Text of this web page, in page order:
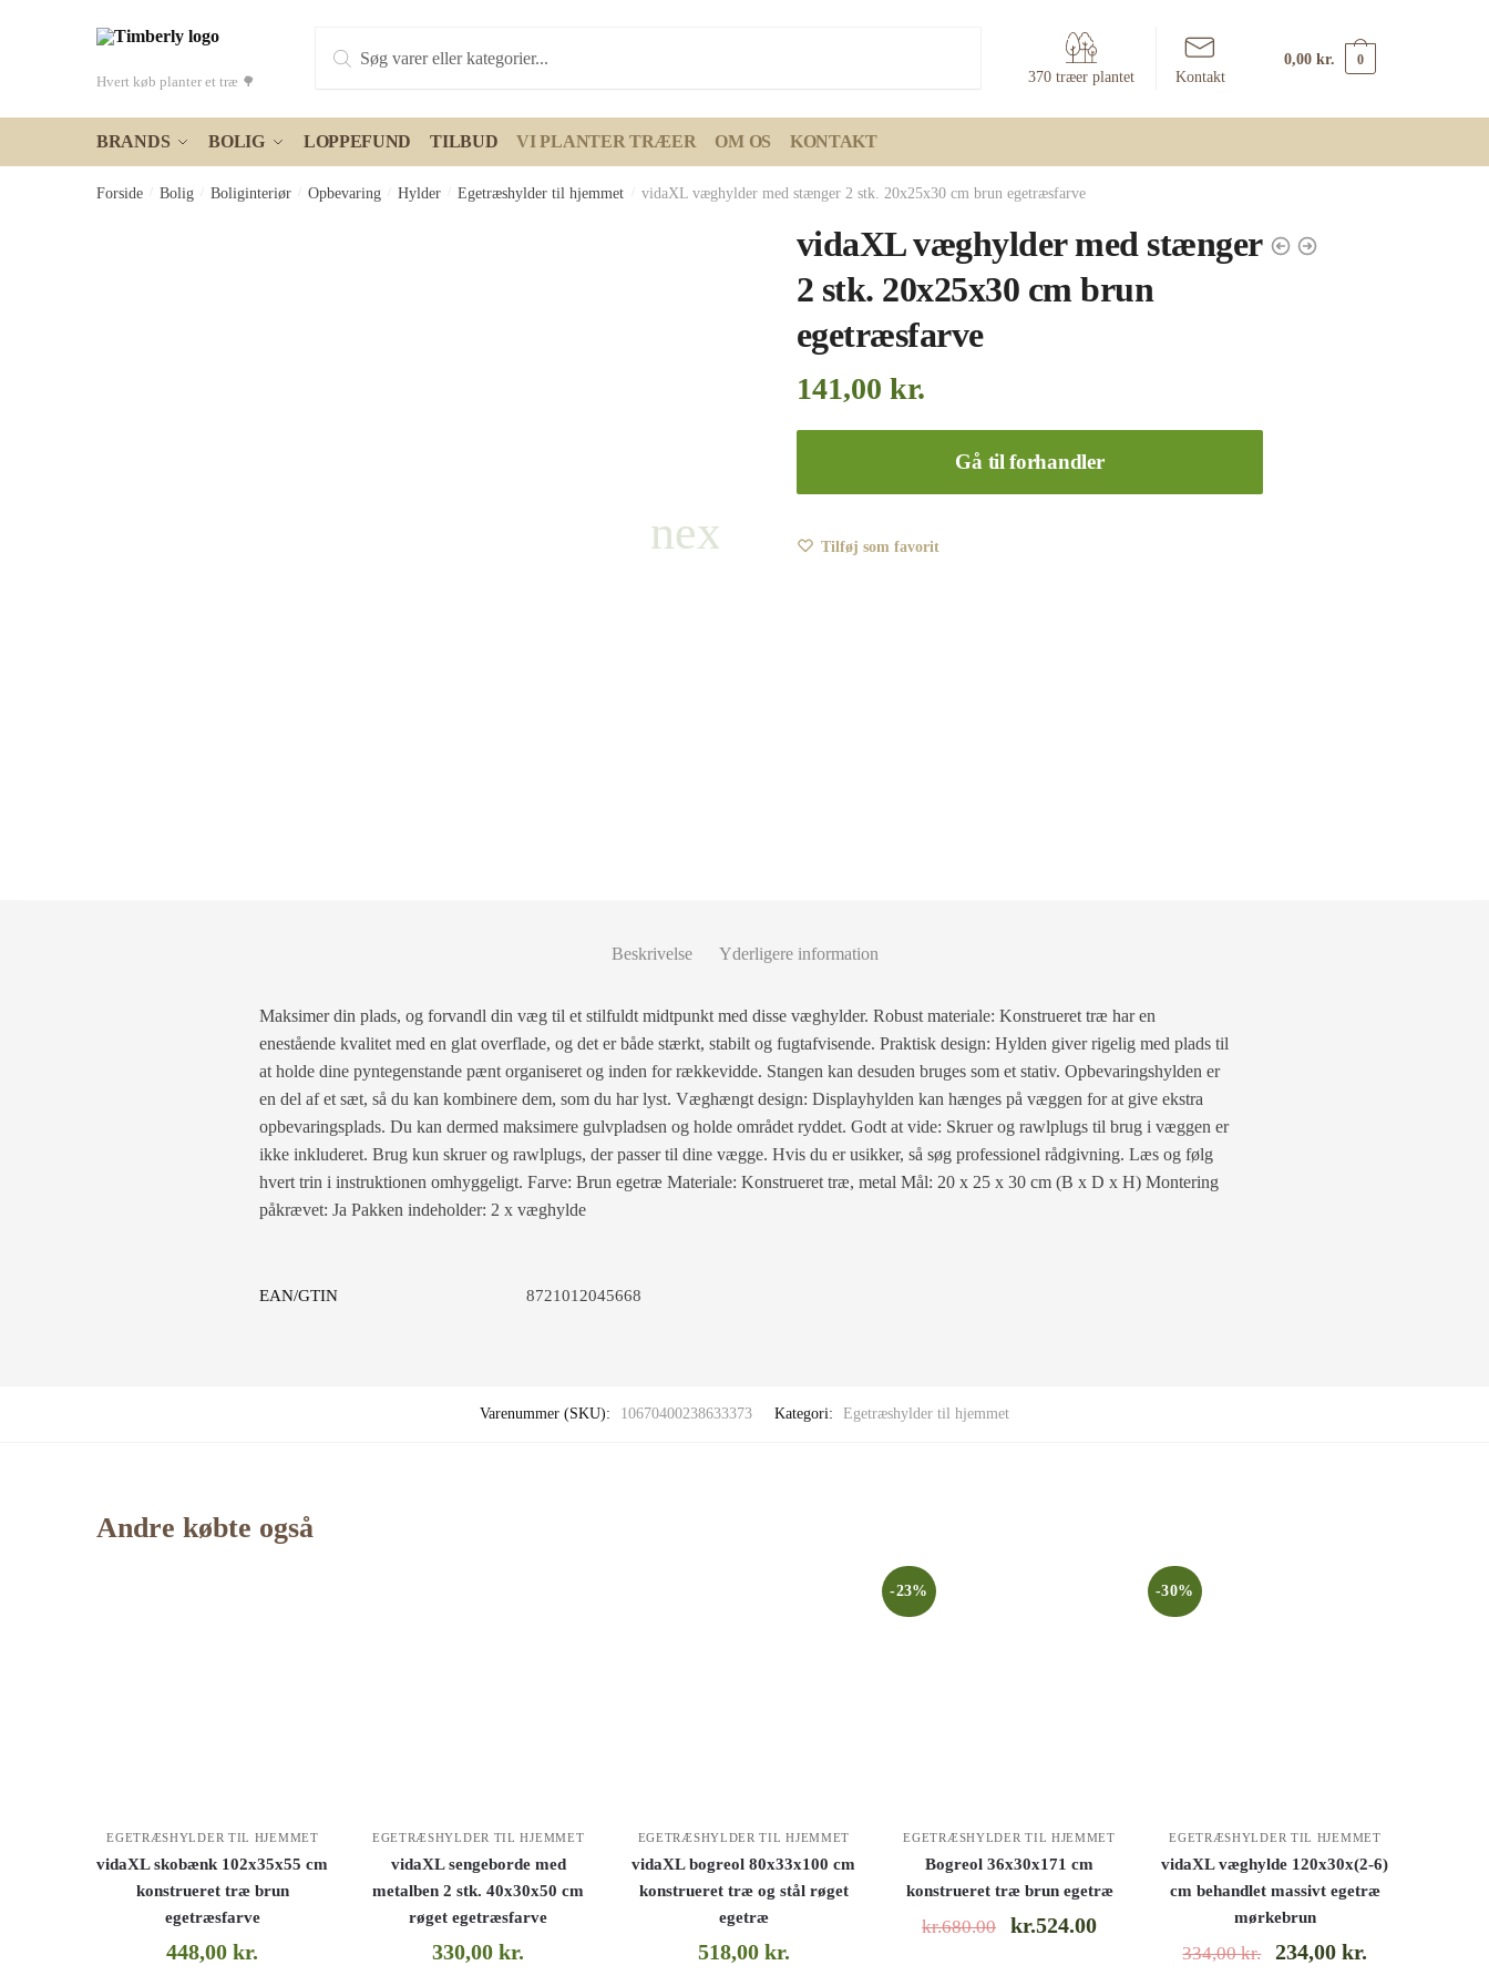
Hvert køb planter et træ 🌳
search
370 træer plantet Kontakt
0,00 kr. 0
BRANDS BOLIG LOPPEFUND TILBUD VI PLANTER TRÆER OM OS KONTAKT
Forside Bolig Boliginteriør Opbevaring Hylder Egetræshylder til hjemmet vidaXL væghylder med stænger 2 stk. 20x25x30 cm brun egetræsfarve
vidaXL væghylder med stænger
2 stk. 20x25x30 cm brun
egetræsfarve
141,00 kr.
Gå til forhandler
Tilføj som favorit
Beskrivelse Yderligere information
Maksimer din plads, og forvandl din væg til et stilfuldt midtpunkt med disse væghylder. Robust materiale: Konstrueret træ har en
enestående kvalitet med en glat overflade, og det er både stærkt, stabilt og fugtafvisende. Praktisk design: Hylden giver rigelig med plads til
at holde dine pyntegenstande pænt organiseret og inden for rækkevidde. Stangen kan desuden bruges som et stativ. Opbevaringshylden er
en del af et sæt, så du kan kombinere dem, som du har lyst. Væghængt design: Displayhylden kan hænges på væggen for at give ekstra
opbevaringsplads. Du kan dermed maksimere gulvpladsen og holde området ryddet. Godt at vide: Skruer og rawlplugs til brug i væggen er
ikke inkluderet. Brug kun skruer og rawlplugs, der passer til dine vægge. Hvis du er usikker, så søg professionel rådgivning. Læs og følg
hvert trin i instruktionen omhyggeligt. Farve: Brun egetræ Materiale: Konstrueret træ, metal Mål: 20 x 25 x 30 cm (B x D x H) Montering
påkrævet: Ja Pakken indeholder: 2 x væghylde
EAN/GTIN 8721012045668
Varenummer (SKU): 10670400238633373 Kategori: Egetræshylder til hjemmet
Andre købte også
EGETRÆSHYLDER TIL HJEMMET
vidaXL skobænk 102x35x55 cm
konstrueret træ brun
egetræsfarve
448,00kr.
EGETRÆSHYLDER TIL HJEMMET
vidaXL sengeborde med
metalben 2 stk. 40x30x50 cm
røget egetræsfarve
330,00kr.
EGETRÆSHYLDER TIL HJEMMET
vidaXL bogreol 80x33x100 cm
konstrueret træ og stål røget
egetræ
518,00 kr.
-23%
EGETRÆSHYLDER TIL HJEMMET
Bogreol 36x30x171 cm
konstrueret træ brun egetræ
kr.680.00 kr.524.00
-30%
EGETRÆSHYLDER TIL HJEMMET
vidaXL væghylde 120x30x(2-6)
cm behandlet massivt egetræ
mørkebrun
334,00kr. 234,00kr.